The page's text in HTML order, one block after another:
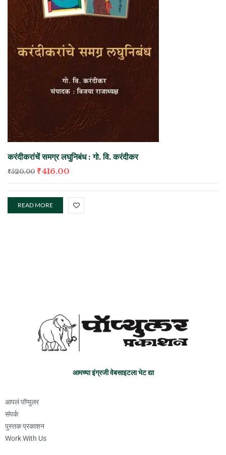
करंदीकरांचें समग्र लघुनिबंध : गो. वि. करंदीकर
₹520.00 ₹416.00
READ MORE
आमच्या इंग्रजी वेबसाइटला भेट द्या
आपलं पॉप्युलर
संपर्क
पुस्तक प्रकाशन
Work With Us